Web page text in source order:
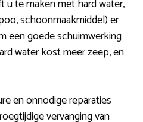
u te maken met hard water,
schoonmaakmiddel) er
een goede schuimwerking
water kost meer zeep, en
en onnodige reparaties
vervanging van